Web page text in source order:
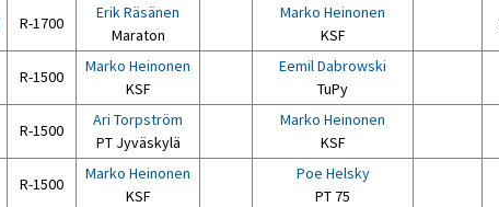
R-1700
Erik Räsänen
Maraton
Marko Heinonen
KSF
R-1500
Marko Heinonen
KSF
Eemil Dabrowski
TuPy
R-1500
Ari Torpström
PT Jyväskylä
Marko Heinonen
KSF
R-1500
Marko Heinonen
KSF
Poe Helsky
PT 75